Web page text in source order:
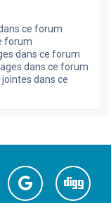
ce forum
forum
dans ce forum
dans ce forum
dans ce